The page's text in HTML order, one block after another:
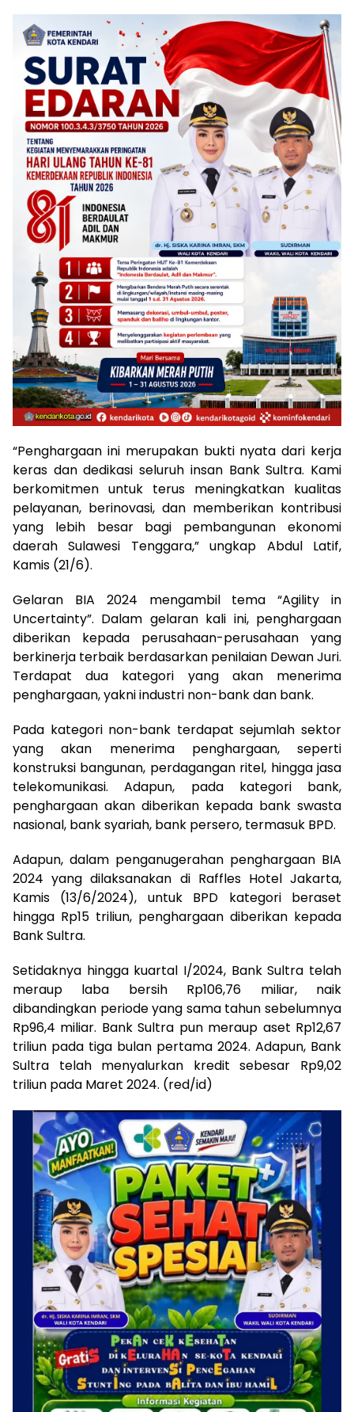
“Penghargaan ini merupakan bukti nyata dari kerja
keras dan dedikasi seluruh insan Bank Sultra. Kami
berkomitmen untuk terus meningkatkan kualitas
pelayanan, berinovasi, dan memberikan kontribusi
yang lebih besar bagi pembangunan ekonomi
daerah Sulawesi Tenggara,” ungkap Abdul Latif,
Kamis (21/6).
Gelaran BIA 2024 mengambil tema “Agility in
Uncertainty”. Dalam gelaran kali ini, penghargaan
diberikan kepada perusahaan-perusahaan yang
berkinerja terbaik berdasarkan penilaian Dewan Juri.
Terdapat dua kategori yang akan menerima
penghargaan, yakni industri non-bank dan bank.
Pada kategori non-bank terdapat sejumlah sektor
yang akan menerima penghargaan, seperti
konstruksi bangunan, perdagangan ritel, hingga jasa
telekomunikasi. Adapun, pada kategori bank,
penghargaan akan diberikan kepada bank swasta
nasional, bank syariah, bank persero, termasuk BPD.
Adapun, dalam penganugerahan penghargaan BIA
2024 yang dilaksanakan di Raffles Hotel Jakarta,
Kamis (13/6/2024), untuk BPD kategori beraset
hingga Rp15 triliun, penghargaan diberikan kepada
Bank Sultra.
Setidaknya hingga kuartal I/2024, Bank Sultra telah
meraup laba bersih Rp106,76 miliar, naik
dibandingkan periode yang sama tahun sebelumnya
Rp96,4 miliar. Bank Sultra pun meraup aset Rp12,67
triliun pada tiga bulan pertama 2024. Adapun, Bank
Sultra telah menyalurkan kredit sebesar Rp9,02
triliun pada Maret 2024. (red/id)